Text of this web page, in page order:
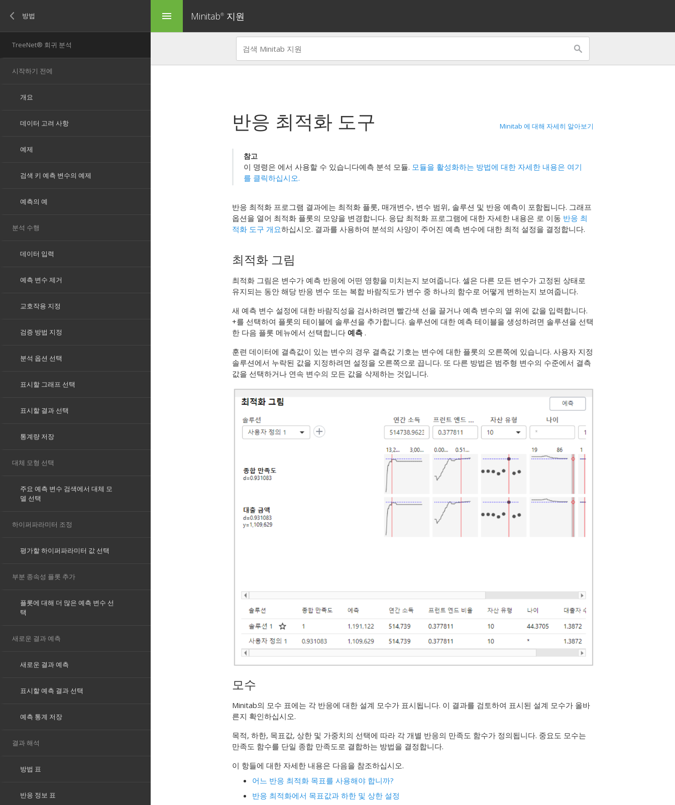
menu Minitab® 지원
반응 최적화 도구 Minitab 에 대해 자세히 알아보기
참고
이 명령은 에서 사용할 수 있습니다예측 분석 모듈. 모듈을 활성화하는 방법에 대한 자세한 내용은 여기
를 클릭하십시오.
반응 최적화 프로그램 결과에는 최적화 플롯, 매개변수, 변수 범위, 솔루션 및 반응 예측이 포함됩니다. 그래프
옵션을 열어 최적화 플롯의 모양을 변경합니다. 응답 최적화 프로그램에 대한 자세한 내용은 로 이동 반응 최
적화 도구 개요하십시오. 결과를 사용하여 분석의 사양이 주어진 예측 변수에 대한 최적 설정을 결정합니다.
최적화 그림
최적화 그림은 변수가 예측 반응에 어떤 영향을 미치는지 보여줍니다. 셀은 다른 모든 변수가 고정된 상태로
유지되는 동안 해당 반응 변수 또는 복합 바람직도가 변수 중 하나의 함수로 어떻게 변하는지 보여줍니다.
새 예측 변수 설정에 대한 바람직성을 검사하려면 빨간색 선을 끌거나 예측 변수의 열 위에 값을 입력합니다.
+를 선택하여 플롯의 테이블에 솔루션을 추가합니다. 솔루션에 대한 예측 테이블을 생성하려면 솔루션을 선택
한 다음 플롯 메뉴에서 선택합니다 예측 .
훈련 데이터에 결측값이 있는 변수의 경우 결측값 기호는 변수에 대한 플롯의 오른쪽에 있습니다. 사용자 지정
솔루션에서 누락된 값을 지정하려면 설정을 오른쪽으로 끕니다. 또 다른 방법은 범주형 변수의 수준에서 결측
값을 선택하거나 연속 변수의 모든 값을 삭제하는 것입니다.
모수
Minitab의 모수 표에는 각 반응에 대한 설계 모수가 표시됩니다. 이 결과를 검토하여 표시된 설계 모수가 올바
른지 확인하십시오.
목적, 하한, 목표값, 상한 및 가중치의 선택에 따라 각 개별 반응의 만족도 함수가 정의됩니다. 중요도 모수는
만족도 함수를 단일 종합 만족도로 결합하는 방법을 결정합니다.
이 항들에 대한 자세한 내용은 다음을 참조하십시오.
어느 반응 최적화 목표를 사용해야 합니까?
반응 최적화에서 목표값과 하한 및 상한 설정